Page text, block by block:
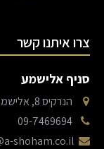
צרו איתנו קשר
סניף אלישמע
הנרקיס 8, אלישמע (סמוך להוד השרון)
shoham.co.il